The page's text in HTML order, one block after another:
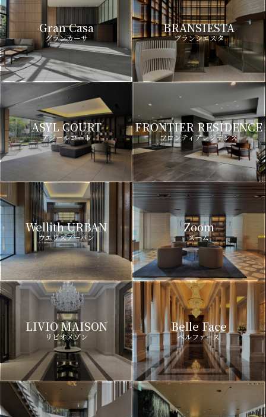
Gran Casa
グランカーサ
BRANSIESTA
ブランシエスタ
ASYL COURT
アジールコート
FRONTIER RESIDENCE
フロンティアレジデンス
Wellith URBAN
ウエリスアーバン
Zoom
ズーム
LIVIO MAISON
リビオメゾン
Belle Face
ベルファース